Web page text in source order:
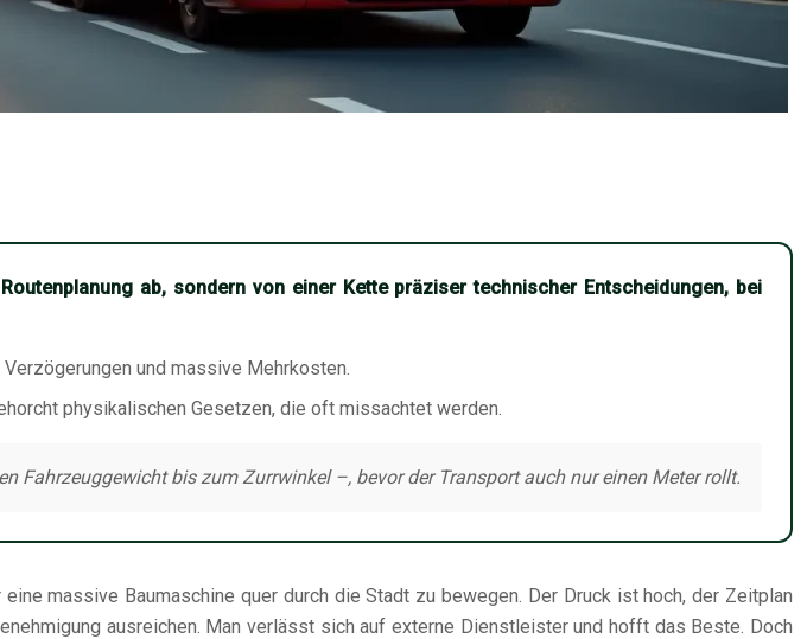
ab, sondern von einer Kette präziser technischer Entscheidungen, bei
und massive Mehrkosten.
physikalischen Gesetzen, die oft missachtet werden.
Fahrzeuggewicht bis zum Zurrwinkel –, bevor der Transport auch nur einen Meter rollt.
massive Baumaschine quer durch die Stadt zu bewegen. Der Druck ist hoch, der Zeitplan
ausreichen. Man verlässt sich auf externe Dienstleister und hofft das Beste. Doch